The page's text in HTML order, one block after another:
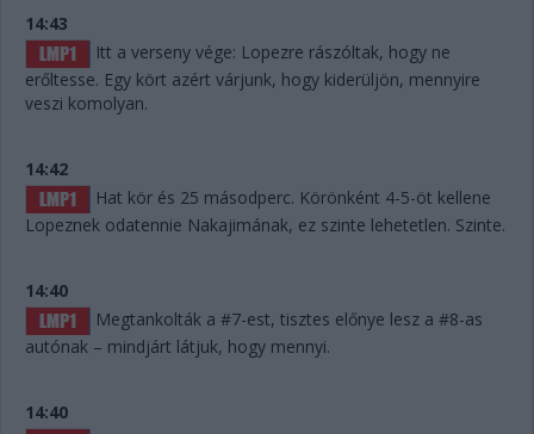
14:43
Itt a verseny vége: Lopezre rászóltak, hogy ne
erőltesse. Egy kört azért várjunk, hogy kiderüljön, mennyire
veszi komolyan.
14:42
Hat kör és 25 másodperc. Körönként 4-5-öt kellene
Lopeznek odatennie Nakajimának, ez szinte lehetetlen. Szinte.
14:40
Megtankolták a #7-est, tisztes előnye lesz a #8-as
autónak – mindjárt látjuk, hogy mennyi.
14:40